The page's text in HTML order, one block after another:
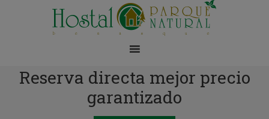
Reserva directa mejor precio
garantizado